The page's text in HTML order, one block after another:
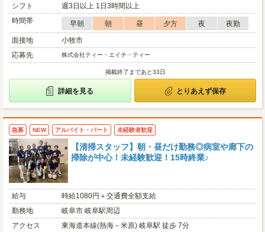
シフト
週3日以上 1日3時間以上
時間帯
早朝 朝 昼 夕方 夜
夜勤
面接地
小牧市
応募先
株式会社ティー・エイチ・ティー
掲載終了まであと33日
詳細を見る とりあえず保存
急募 NEW アルバイト・パート 未経験者歓迎
【清掃スタッフ】朝・昼だけ勤務◎病室や廊下の
掃除が中心！未経験歓迎！15時終業♪
給与
時給1080円＋交通費全額支給
勤務地
岐阜市 岐阜駅周辺
アクセス
東海道本線(熱海－米原) 岐阜駅 徒歩 7分